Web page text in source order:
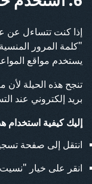
إذا كنت تتساءل عن
"كلمة المرور
يستخدم مواقع
تنجح هذه الحيلة
بريد إلكتروني عند
إليك كيفية استخدام
انتقل إلى صفحة
انقر على خيار